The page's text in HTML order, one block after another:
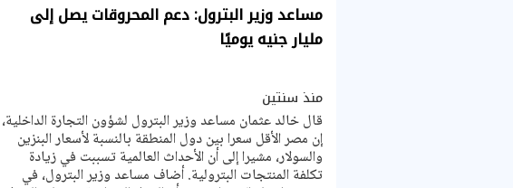
مساعد وزير البترول: دعم المحروقات يصل إلى
مليار جنيه يوميًا
منذ سنتين
قال خالد عثمان مساعد وزير البترول لشؤون التجارة الداخلية،
إن مصر الأقل سعرا بين دول المنطقة بالنسبة لأسعار البنزين
والسولار، مشيرا إلى أن الأحداث العالمية تسببت في زيادة
تكلفة المنتجات البترولية. أضاف مساعد وزير البترول، في